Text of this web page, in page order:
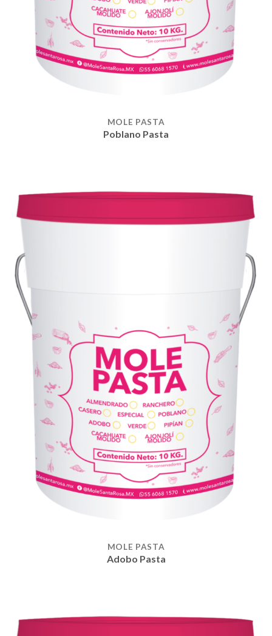
MOLE PASTA
Poblano Pasta
MOLE PASTA
Adobo Pasta